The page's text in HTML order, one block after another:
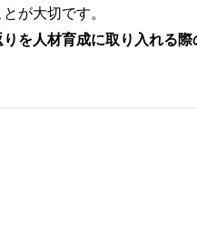
が大切です。
りを人材育成に取り入れる際